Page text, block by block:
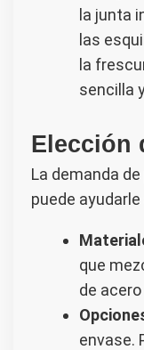
la junta
las
la
sencilla
Elección
La demanda
puede
que
de
envase.